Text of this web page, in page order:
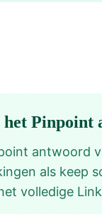
Pinpoint
antwoord
als keep
volledige